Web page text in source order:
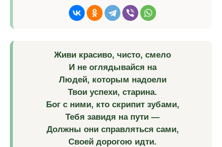
Живи красиво, чисто, смело
И не оглядывайся на
Людей, которым надоели
Твои успехи, старина.
Бог с ними, кто скрипит зубами,
Тебя завидя на пути —
Должны они справляться сами,
Своей дорогою идти.